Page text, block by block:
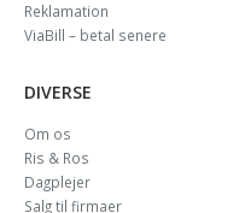
Reklamation
ViaBill – betal senere
DIVERSE
Om os
Ris & Ros
Dagplejer
Salg til firmaer